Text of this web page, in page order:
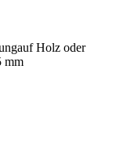
Holz oder
mm